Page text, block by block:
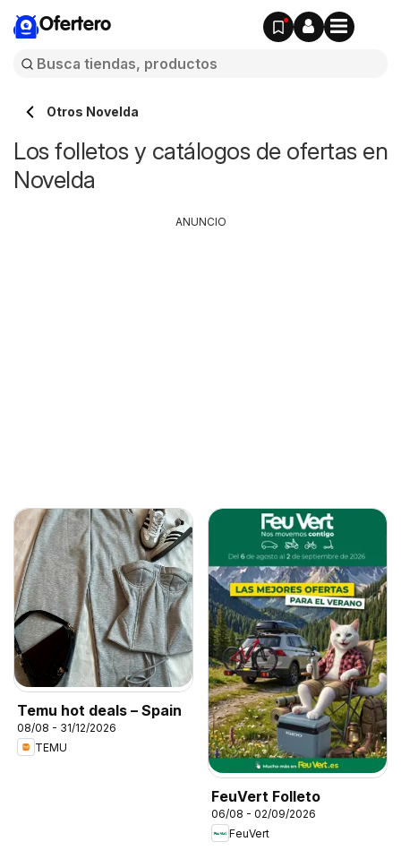
Ofertero
Otros Novelda
Los folletos y catálogos de ofertas en
Novelda
Temu hot deals – Spain
08/08 - 31/12/2026
TEMU
FeuVert Folleto
06/08 - 02/09/2026
FeuVert
ANUNCIO